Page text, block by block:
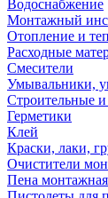
Водоснабжение
Монтажный
Отопление и
Расходные
Смесители
Умывальники,
Строительные
Герметики
Клей
Краски, лаки,
Очистители
Пена монтажная